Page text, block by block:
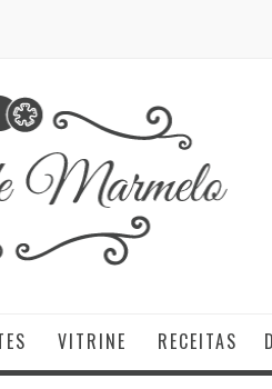
VITRINE RECEITAS